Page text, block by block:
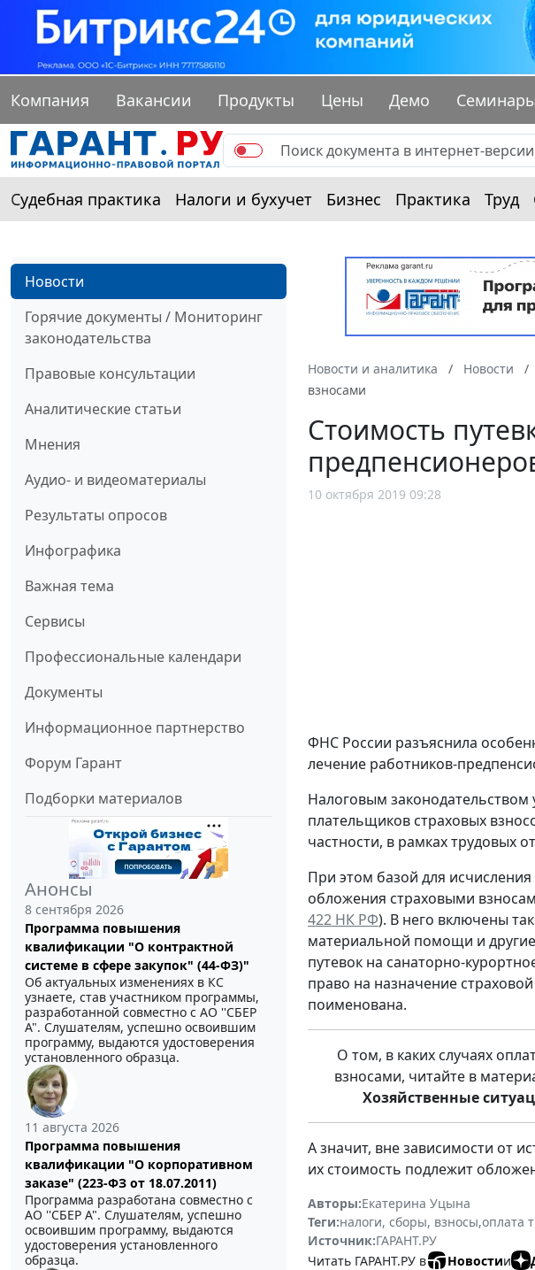
Компания Вакансии Продукты Цены Демо
Судебная практика Налоги и бухучет Бизнес Практика Труд
Новости
Горячие документы / Мониторинг
законодательства
Правовые консультации
Аналитические статьи
Мнения
Аудио- и видеоматериалы
Результаты опросов
Инфографика
Важная тема
Сервисы
Профессиональные календари
Документы
Информационное партнерство
Форум Гарант
Подборки материалов
Анонсы
8 сентября 2026
Программа повышения
квалификации "О контрактной
системе в сфере закупок" (44-ФЗ)"
Об актуальных изменениях в КС
узнаете, став участником программы,
разработанной совместно с АО ''СБЕР
А". Слушателям, успешно освоившим
программу, выдаются удостоверения
установленного образца.
11 августа 2026
Программа повышения
квалификации "О корпоративном
заказе" (223-ФЗ от 18.07.2011)
Программа разработана совместно с
АО ''СБЕР А". Слушателям, успешно
освоившим программу, выдаются
удостоверения установленного
образца.
Новости и аналитика Новости
взносами
Стоимость
10 октября 2019 09:28
ФНС России разъяснила
лечение работников-
Налоговым
плательщиков страховых
частности, в рамках трудовых
При этом базой для
обложения страховыми
422 НК РФ). В него включены
материальной помощи и
путевок на санаторно-
право на назначение
поименована.
О том, в каких случаях
взносами, читайте в
Хозяйственные
А значит, вне зависимости от
их стоимость подлежит
Авторы:Екатерина Уцына
Теги:налоги, сборы, взносы,оплата
Источник:ГАРАНТ.РУ
Читать ГАРАНТ.РУ в
Новостии